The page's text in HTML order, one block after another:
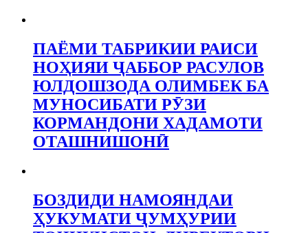
ПАЁМИ ТАБРИКИИ РАИСИ
НОҲИЯИ ҶАББОР РАСУЛОВ
ЮЛДОШЗОДА ОЛИМБЕК БА
МУНОСИБАТИ РӮЗИ
КОРМАНДОНИ ХАДАМОТИ
ОТАШНИШОНӢ
БОЗДИДИ НАМОЯНДАИ
ҲУКУМАТИ ҶУМҲУРИИ